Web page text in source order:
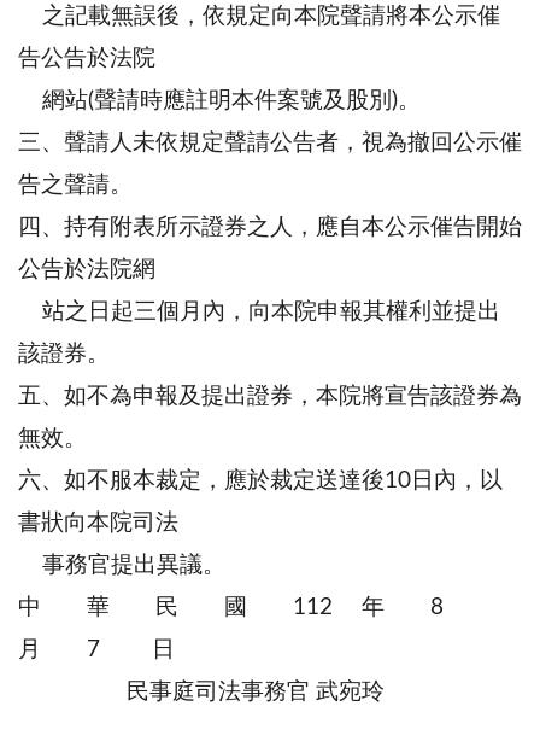
之記載無誤後，依規定向本院聲請將本公示催
告公告於法院
網站(聲請時應註明本件案號及股別)。
三、聲請人未依規定聲請公告者，視為撤回公示催
告之聲請。
四、持有附表所示證券之人，應自本公示催告開始
公告於法院網
站之日起三個月內，向本院申報其權利並提出
該證券。
五、如不為申報及提出證券，本院將宣告該證券為
無效。
六、如不服本裁定，應於裁定送達後10日內，以
書狀向本院司法
事務官提出異議。
中 華 民 國 112 年 8
月 7 日
民事庭司法事務官 武宛玲